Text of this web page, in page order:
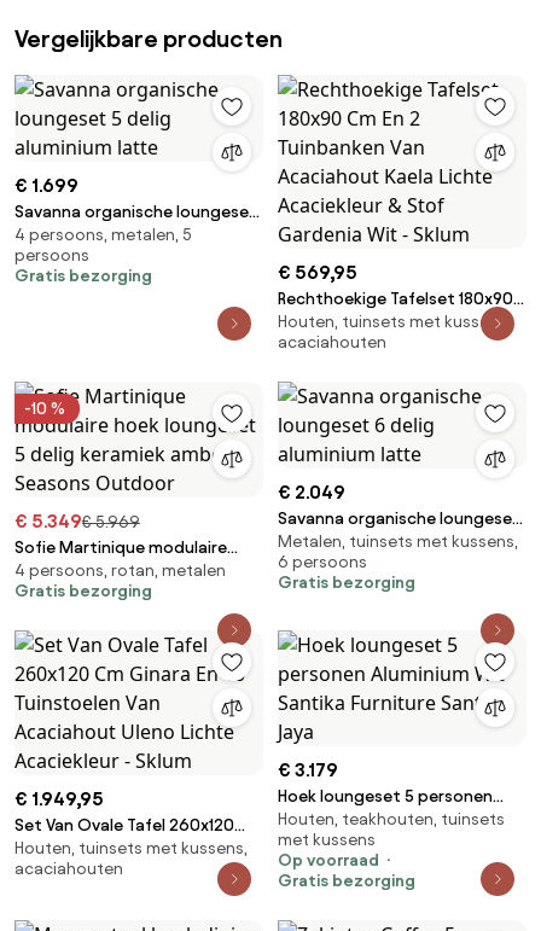
Vergelijkbare producten
€ 1.699
Savanna organische loungeset
5 delig aluminium latte
4 persoons, metalen, 5
persoons
Gratis bezorging
€ 569,95
Rechthoekige Tafelset 180x90
Cm En 2 Tuinbanken Van
Acaciahout Kaela Lichte
Wit - Sklum
Houten, tuinsets met kussens,
acaciahouten
-10 %
€ 5.349€ 5.969
Sofie Martinique modulaire
hoek loungeset 5 delig
keramiek amber 4 Seasons
4 persoons, rotan, metalen
Gratis bezorging
€ 2.049
Savanna organische loungeset
6 delig aluminium latte
Metalen, tuinsets met kussens,
6 persoons
Gratis bezorging
€ 1.949,95
Set Van Ovale Tafel 260x120
Cm Ginara En 10 Tuinstoelen
Van Acaciahout Uleno Lichte
Houten, tuinsets met kussens,
acaciahouten
€ 3.179
Hoek loungeset 5 personen
Aluminium Wit Santika Furniture
Santika Jaya
Houten, teakhouten, tuinsets
met kussens
Op voorraad
Gratis bezorging